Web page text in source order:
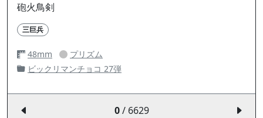
砲火鳥剣
三巨兵
48mm
プリズム
ビックリマンチョコ 27弾
0/ 6629